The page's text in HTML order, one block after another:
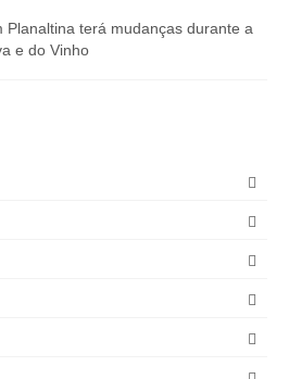
Planaltina terá mudanças durante a
e do Vinho